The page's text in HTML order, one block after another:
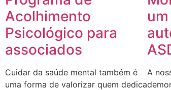
Acolhimento
Psicológico para
associados
Cuidar da saúde mental também é
uma forma de valorizar quem dedica
A